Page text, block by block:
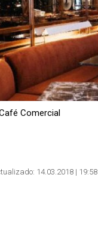
Comercial
14.03.2018 | 19:58